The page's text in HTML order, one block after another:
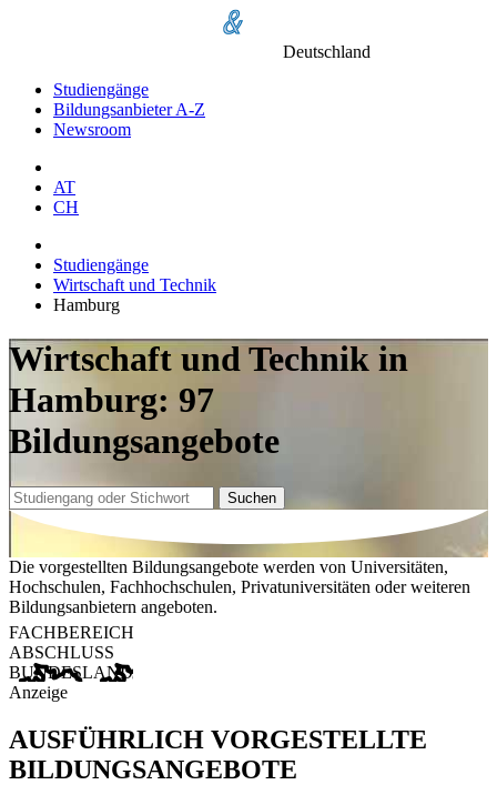
Deutschland
Studiengänge
Bildungsanbieter A-Z
Newsroom
AT
CH
Studiengänge
Wirtschaft und Technik
Hamburg
Wirtschaft und Technik in
Hamburg: 97
Bildungsangebote
Suchen
Die vorgestellten Bildungsangebote werden von Universitäten,
Hochschulen, Fachhochschulen, Privatuniversitäten oder weiteren
Bildungsanbietern angeboten.
FACHBEREICH
ABSCHLUSS
BUNDESLAND
Anzeige
AUSFÜHRLICH VORGESTELLTE
BILDUNGSANGEBOTE